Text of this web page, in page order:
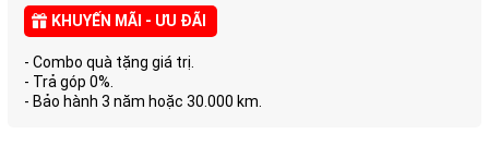
KHUYẾN MÃI - ƯU ĐÃI
- Combo quà tặng giá trị.
- Trả góp 0%.
- Bảo hành 3 năm hoặc 30.000 km.